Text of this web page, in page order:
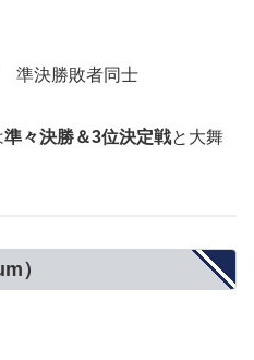
準決勝敗者同士
準々決勝＆3位決定戦と大舞
）